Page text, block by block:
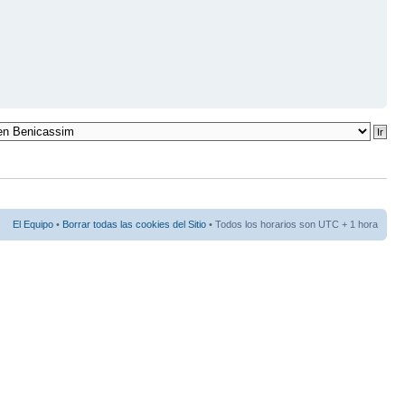
El Equipo • Borrar todas las cookies del Sitio • Todos los horarios son UTC + 1 hora